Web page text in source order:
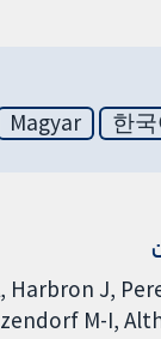
한국
Magyar
Harbron J
M-I